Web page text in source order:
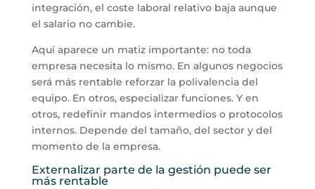
integración, el coste laboral relativo baja aunque
el salario no cambie.
Aquí aparece un matiz importante: no toda
empresa necesita lo mismo. En algunos negocios
será más rentable reforzar la polivalencia del
equipo. En otros, especializar funciones. Y en
otros, redefinir mandos intermedios o protocolos
internos. Depende del tamaño, del sector y del
momento de la empresa.
Externalizar parte de la gestión puede ser
más rentable